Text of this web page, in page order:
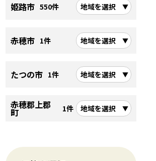
姫路市 550件 地域を選択
赤穂市 1件 地域を選択
たつの市 1件 地域を選択
赤穂郡上郡
町 1件 地域を選択